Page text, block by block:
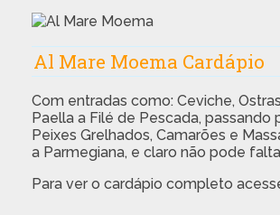
Al Mare Moema Cardápio
Com entradas como: Ceviche,
Paella a Filé de Pescada,
Peixes Grelhados, Camarões e
a Parmegiana, e claro não pode
Para ver o cardápio completo